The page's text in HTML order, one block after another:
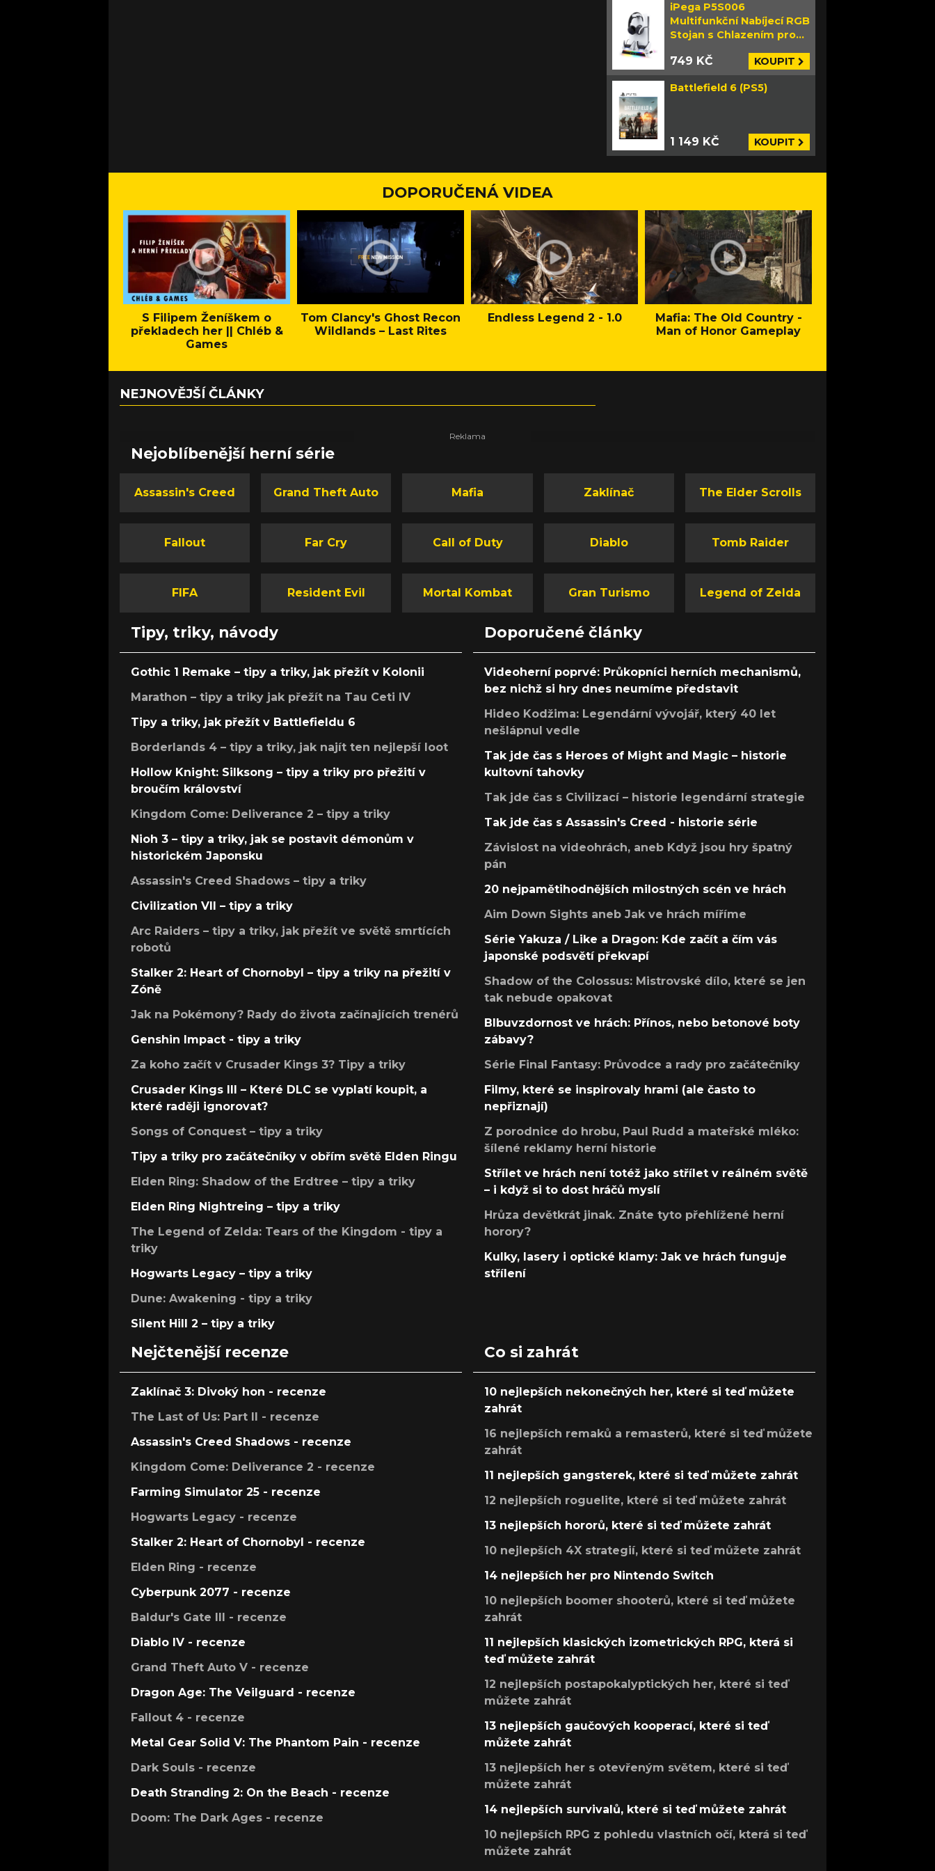
iPega P5S006
Multifunkční Nabíjecí RGB
Stojan s Chlazením pro
749 KČ KOUPIT
Battlefield 6 (PS5)
1 149 KČ KOUPIT
DOPORUČENÁ VIDEA
S Filipem Ženíškem o
překladech her || Chléb &
Games
Tom Clancy's Ghost Recon
Wildlands – Last Rites
Endless Legend 2 - 1.0
Mafia: The Old Country -
Man of Honor Gameplay
NEJNOVĚJŠÍ ČLÁNKY
Nejoblíbenější herní série
Assassin's Creed Grand Theft Auto Mafia Zaklínač The Elder Scrolls
Fallout Far Cry Call of Duty Diablo Tomb Raider
FIFA Resident Evil Mortal Kombat Gran Turismo Legend of Zelda
Tipy, triky, návody
Gothic 1 Remake – tipy a triky, jak přežít v Kolonii
Marathon – tipy a triky jak přežít na Tau Ceti IV
Tipy a triky, jak přežít v Battlefieldu 6
Borderlands 4 – tipy a triky, jak najít ten nejlepší loot
Hollow Knight: Silksong – tipy a triky pro přežití v
broučím království
Kingdom Come: Deliverance 2 – tipy a triky
Nioh 3 – tipy a triky, jak se postavit démonům v
historickém Japonsku
Assassin's Creed Shadows – tipy a triky
Civilization VII – tipy a triky
Arc Raiders – tipy a triky, jak přežít ve světě smrtících
robotů
Stalker 2: Heart of Chornobyl – tipy a triky na přežití v
Zóně
Jak na Pokémony? Rady do života začínajících trenérů
Genshin Impact - tipy a triky
Za koho začít v Crusader Kings 3? Tipy a triky
Crusader Kings III – Které DLC se vyplatí koupit, a
které raději ignorovat?
Songs of Conquest – tipy a triky
Tipy a triky pro začátečníky v obřím světě Elden Ringu
Elden Ring: Shadow of the Erdtree – tipy a triky
Elden Ring Nightreing – tipy a triky
The Legend of Zelda: Tears of the Kingdom - tipy a
triky
Hogwarts Legacy – tipy a triky
Dune: Awakening - tipy a triky
Silent Hill 2 – tipy a triky
Doporučené články
Videoherní poprvé: Průkopníci herních mechanismů,
bez nichž si hry dnes neumíme představit
Hideo Kodžima: Legendární vývojář, který 40 let
nešlápnul vedle
Tak jde čas s Heroes of Might and Magic – historie
kultovní tahovky
Tak jde čas s Civilizací – historie legendární strategie
Tak jde čas s Assassin's Creed - historie série
Závislost na videohrách, aneb Když jsou hry špatný
pán
20 nejpamětihodnějších milostných scén ve hrách
Aim Down Sights aneb Jak ve hrách míříme
Série Yakuza / Like a Dragon: Kde začít a čím vás
japonské podsvětí překvapí
Shadow of the Colossus: Mistrovské dílo, které se jen
tak nebude opakovat
Blbuvzdornost ve hrách: Přínos, nebo betonové boty
zábavy?
Série Final Fantasy: Průvodce a rady pro začátečníky
Filmy, které se inspirovaly hrami (ale často to
nepřiznají)
Z porodnice do hrobu, Paul Rudd a mateřské mléko:
šílené reklamy herní historie
Střílet ve hrách není totéž jako střílet v reálném světě
– i když si to dost hráčů myslí
Hrůza devětkrát jinak. Znáte tyto přehlížené herní
horory?
Kulky, lasery i optické klamy: Jak ve hrách funguje
střílení
Nejčtenější recenze
Zaklínač 3: Divoký hon - recenze
The Last of Us: Part II - recenze
Assassin's Creed Shadows - recenze
Kingdom Come: Deliverance 2 - recenze
Farming Simulator 25 - recenze
Hogwarts Legacy - recenze
Stalker 2: Heart of Chornobyl - recenze
Elden Ring - recenze
Cyberpunk 2077 - recenze
Baldur's Gate III - recenze
Diablo IV - recenze
Grand Theft Auto V - recenze
Dragon Age: The Veilguard - recenze
Fallout 4 - recenze
Metal Gear Solid V: The Phantom Pain - recenze
Dark Souls - recenze
Death Stranding 2: On the Beach - recenze
Doom: The Dark Ages - recenze
Co si zahrát
10 nejlepších nekonečných her, které si teď můžete
zahrát
16 nejlepších remaků a remasterů, které si teď můžete
zahrát
11 nejlepších gangsterek, které si teď můžete zahrát
12 nejlepších roguelite, které si teď můžete zahrát
13 nejlepších hororů, které si teď můžete zahrát
10 nejlepších 4X strategií, které si teď můžete zahrát
14 nejlepších her pro Nintendo Switch
10 nejlepších boomer shooterů, které si teď můžete
zahrát
11 nejlepších klasických izometrických RPG, která si
teď můžete zahrát
12 nejlepších postapokalyptických her, které si teď
můžete zahrát
13 nejlepších gaučových kooperací, které si teď
můžete zahrát
13 nejlepších her s otevřeným světem, které si teď
můžete zahrát
14 nejlepších survivalů, které si teď můžete zahrát
10 nejlepších RPG z pohledu vlastních očí, která si teď
můžete zahrát